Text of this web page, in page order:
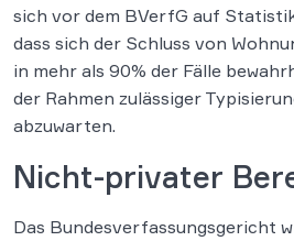
sich vor dem BVerfG auf
dass sich der Schluss von
in mehr als 90% der Fälle
der Rahmen zulässiger
abzuwarten.
Nicht-privater
Das Bundesverfassungsgericht